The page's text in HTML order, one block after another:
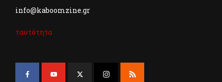
info@kaboomzine.gr
ταυτότητα